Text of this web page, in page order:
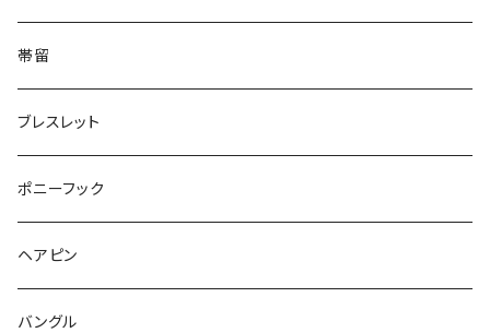
てんとう虫
pattern
Bubble
Animal
Triangle
食品
パンダ
Pattern
マーメイド
雲
月
惑星
唐津土
くま
コアラ
house
bag
フルーツ
さくらんぼ
レモン
てんとう虫
野菜
Pattern
ガラス
カメラ
リボン
ラリエット
animal
lip
フルーツ
パン
ガラス
帯留
ブレスレット
ポニーフック
ヘアピン
バングル